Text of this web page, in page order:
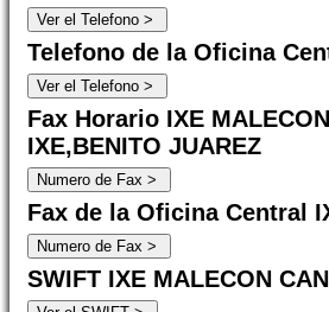
Telefono de la Oficina
Fax Horario IXE
IXE,BENITO JUAREZ
Fax de la Oficina Central
SWIFT IXE MALECON